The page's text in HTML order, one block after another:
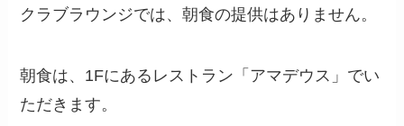
クラブラウンジでは、朝食の提供はありません。
朝食は、1Fにあるレストラン「アマデウス」でい
ただきます。